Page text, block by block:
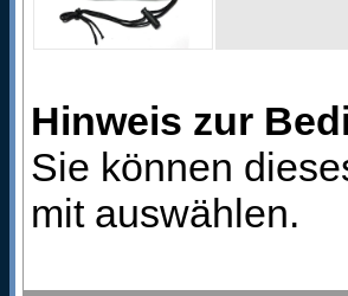
Hinweis zur
Sie können
mit auswählen.